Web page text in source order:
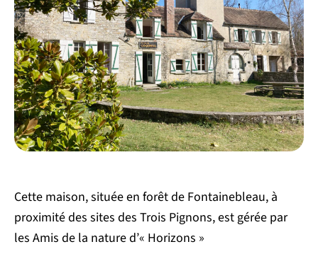
Cette maison, située en forêt de Fontainebleau, à
proximité des sites des Trois Pignons, est gérée par
les Amis de la nature d’« Horizons »